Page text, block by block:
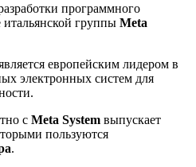
программного
итальянской группы Meta
европейским лидером в
электронных систем для
с Meta System выпускает
пользуются
.